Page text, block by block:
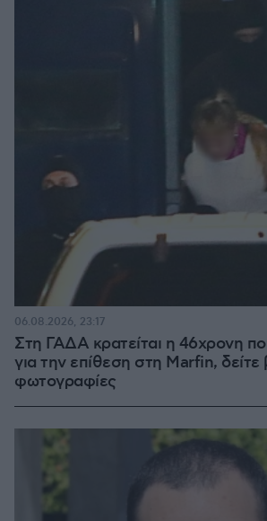
Στη ΓΑΔΑ κρατείται η 46χρονη
για την επίθεση στη Marfin, δείτε
φωτογραφίες
06.08.2026, 23:17